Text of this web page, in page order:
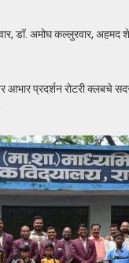
डॉ. अमोघ कल्लुरवार,
प्रदर्शन रोटरी क्लबचे